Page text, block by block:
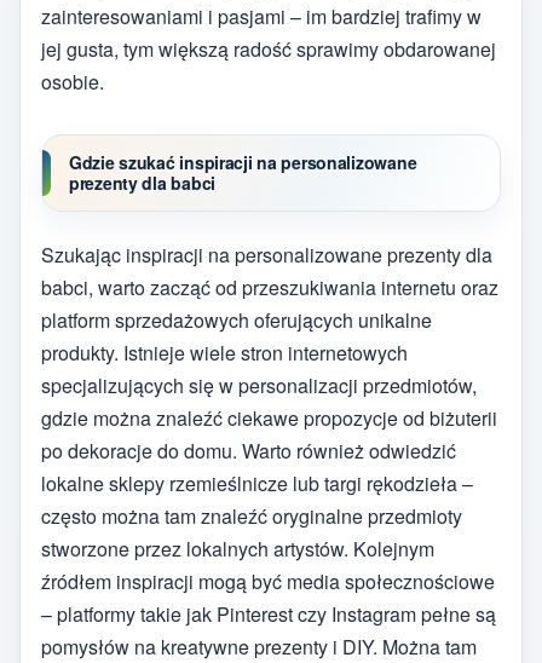
zainteresowaniami i pasjami – im bardziej trafimy w
jej gusta, tym większą radość sprawimy obdarowanej
osobie.
Gdzie szukać inspiracji na personalizowane
prezenty dla babci
Szukając inspiracji na personalizowane prezenty dla
babci, warto zacząć od przeszukiwania internetu oraz
platform sprzedażowych oferujących unikalne
produkty. Istnieje wiele stron internetowych
specjalizujących się w personalizacji przedmiotów,
gdzie można znaleźć ciekawe propozycje od biżuterii
po dekoracje do domu. Warto również odwiedzić
lokalne sklepy rzemieślnicze lub targi rękodzieła –
często można tam znaleźć oryginalne przedmioty
stworzone przez lokalnych artystów. Kolejnym
źródłem inspiracji mogą być media społecznościowe
– platformy takie jak Pinterest czy Instagram pełne są
pomysłów na kreatywne prezenty i DIY. Można tam